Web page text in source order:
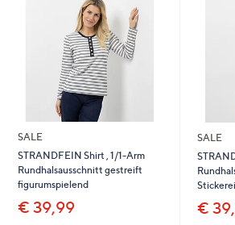
SALE
STRANDFEIN Shirt , 1/1-Arm
Rundhalsausschnitt gestreift
figurumspielend
€ 39,99
SALE
€